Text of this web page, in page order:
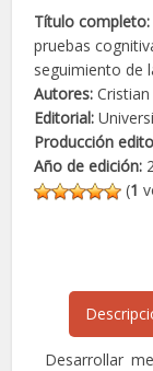
Título completo:
pruebas
seguimiento de
Autores:
Editorial:
Producción
Año de edición:
(1
Desarrollar